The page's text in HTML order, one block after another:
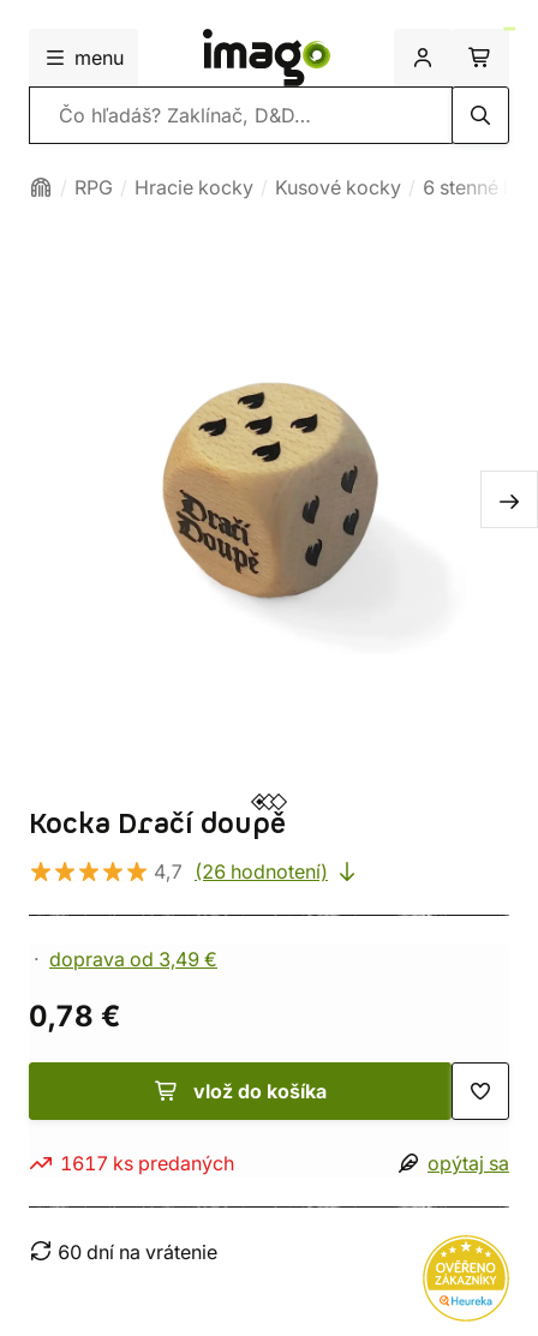
menu
Vyhľadávanie
RPG Hracie kocky Kusové kocky 6 stenné
Kocka Dračí doupě
4,7 (26 hodnotení)
doprava od 3,49 €
0,78 €
vlož do košíka
1617 ks predaných opýtaj sa
60 dní na vrátenie